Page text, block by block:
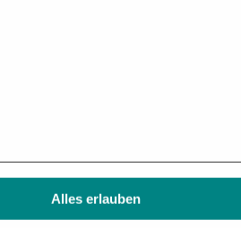
Alles erlauben